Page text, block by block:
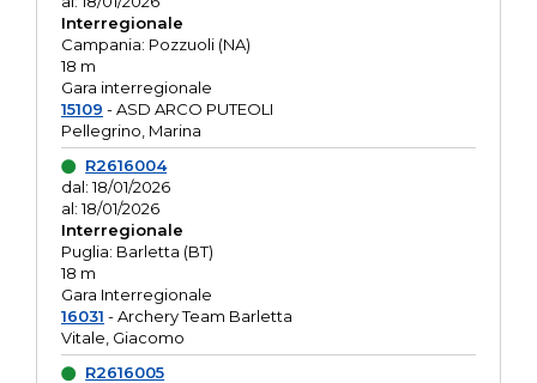
Interregionale
Campania: Pozzuoli (NA)
18 m
Gara interregionale
15109 - ASD ARCO PUTEOLI
Pellegrino, Marina
R2616004
dal: 18/01/2026
al: 18/01/2026
Interregionale
Puglia: Barletta (BT)
18 m
Gara Interregionale
16031 - Archery Team Barletta
Vitale, Giacomo
R2616005